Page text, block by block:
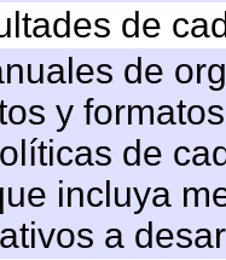
de
de
y
de
incluya
a